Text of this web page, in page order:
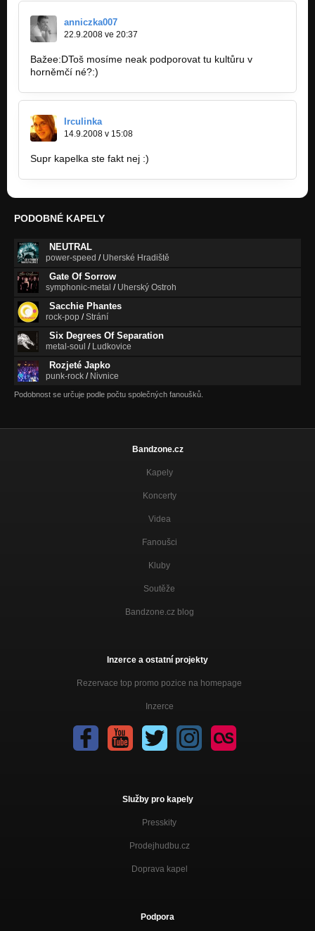
anniczka007
22.9.2008 ve 20:37
Bažee:DToš mosíme neak podporovat tu kultůru v
horněmčí né?:)
Irculinka
14.9.2008 v 15:08
Supr kapelka ste fakt nej :)
PODOBNÉ KAPELY
NEUTRAL
power-speed / Uherské Hradiště
Gate Of Sorrow
symphonic-metal / Uherský Ostroh
Sacchie Phantes
rock-pop /Strání
Six Degrees Of Separation
metal-soul / Ludkovice
Rozjeté Japko
punk-rock / Nivnice
Podobnost se určuje podle počtu společných fanoušků.
Bandzone.cz
Kapely
Koncerty
Videa
Fanoušci
Kluby
Soutěže
Bandzone.cz blog
Inzerce a ostatní projekty
Rezervace top promo pozice na homepage
Inzerce
Služby pro kapely
Presskity
Prodejhudbu.cz
Doprava kapel
Podpora